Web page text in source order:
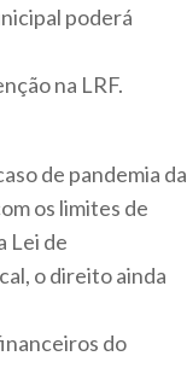
poderá
na LRF.
de pandemia da
os limites de
Lei de
o direito ainda
do